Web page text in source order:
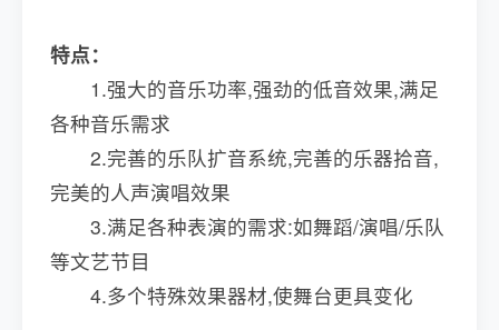
特点：
1.强大的音乐功率,强劲的低音效果,满足
各种音乐需求
2.完善的乐队扩音系统,完善的乐器拾音,
完美的人声演唱效果
3.满足各种表演的需求:如舞蹈/演唱/乐队
等文艺节目
4.多个特殊效果器材,使舞台更具变化